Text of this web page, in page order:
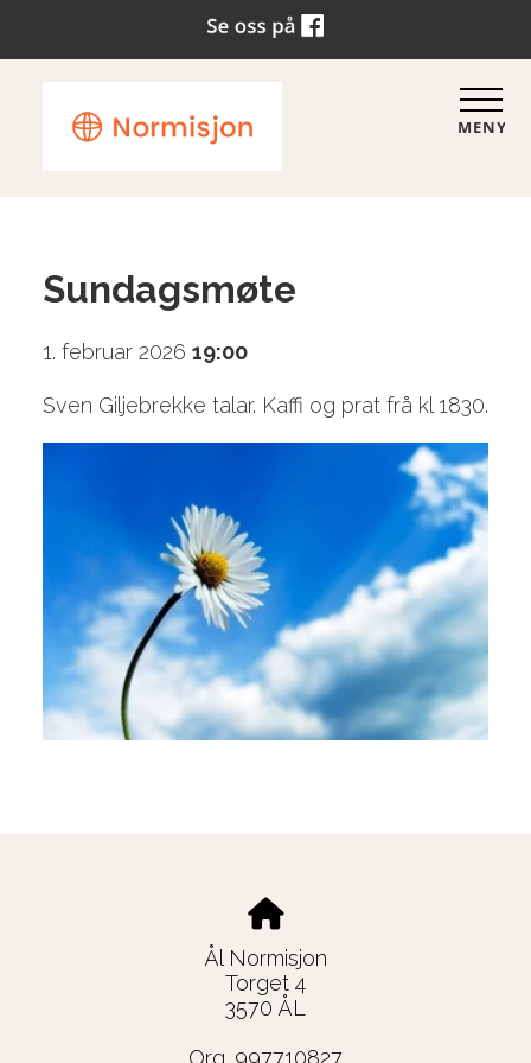
MENY
Sundagsmøte
1. februar 2026 19:00
Sven Giljebrekke talar. Kaffi og prat frå kl 1830.
Ål Normisjon
Torget 4
3570 ÅL
Org. 997710827